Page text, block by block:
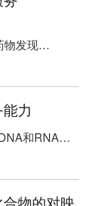
物发现
新药研发综
信息技术的
的药物设计
据2018年一
药物发现
的成
力
和RNA的
用。而且，